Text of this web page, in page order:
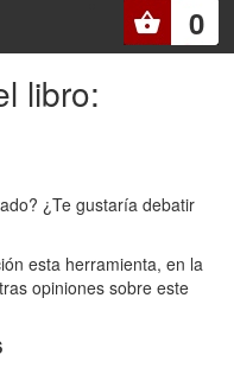
0
libro:
¿Te gustaría debatir
esta herramienta, en la
opiniones sobre este